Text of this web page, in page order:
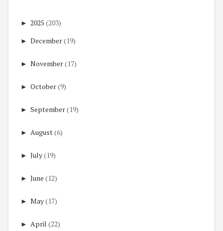
► 2025 (203)
► December(19)
► November(17)
► October(9)
► September(19)
► August(6)
► July(19)
► June (12)
► May(17)
► April (22)